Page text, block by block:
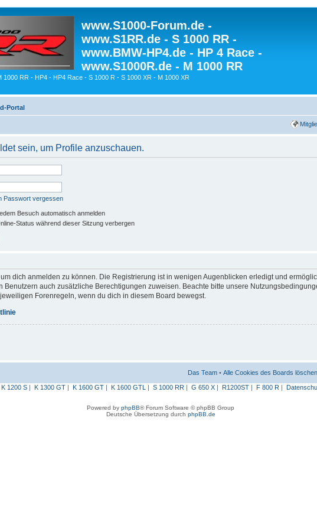
www.S1000-Forum.de -
www.S1RR.de - S 1000 RR -
www.BMW-HP4.de - HP 4 Race -
www.S1000R.de - M 1000 RR
RR - HP4 - HP4 Race - S 1000 R - S 1000 XR - M 1000 XR
Portal
sein, um Profile anzuschauen.
Passwort vergessen
Besuch automatisch anmelden
Status während dieser Sitzung verbergen
dich anmelden zu können. Die Registrierung ist in wenigen Augenblicken erledigt und
Benutzern auch zusätzliche Berechtigungen zuweisen. Beachte bitte unsere
Forenregeln, wenn du dich in diesem Board bewegst.
Das Team • Alle Cookies des Boards löschen
K 1200 S| K 1300 GT| K 1600 GT| K 1600 GTL | S 1000 RR | G 650 X| R1200ST| F 800 R |
Powered by phpBB® Forum Software © phpBB Group
Deutsche Übersetzung durch phpBB.de